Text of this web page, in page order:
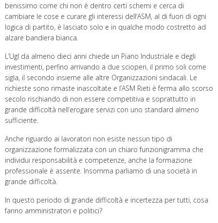
benissimo come chi non è dentro certi schemi e cerca di
cambiare le cose e curare gli interessi dell’ASM, al di fuori di ogni
logica di partito, è lasciato solo e in qualche modo costretto ad
alzare bandiera bianca.
L’Ugl da almeno dieci anni chiede un Piano Industriale e degli
investimenti, perfino arrivando a due scioperi, il primo soli come
sigla, il secondo insieme alle altre Organizzazioni sindacali. Le
richieste sono rimaste inascoltate e l’ASM Rieti è ferma allo scorso
secolo rischiando di non essere competitiva e soprattutto in
grande difficoltà nell’erogare servizi con uno standard almeno
sufficiente.
Anche riguardo ai lavoratori non esiste nessun tipo di
organizzazione formalizzata con un chiaro funzionigramma che
individui responsabilità e competenze, anche la formazione
professionale è assente. Insomma parliamo di una società in
grande difficoltà.
In questo periodo di grande difficoltà e incertezza per tutti, cosa
fanno amministratori e politici?